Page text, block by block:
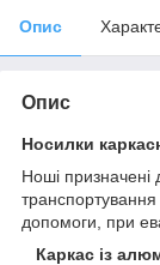
Опис
Опис
Носилки
Ноші призначені
допомоги, при
Каркас із